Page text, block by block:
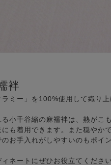
袢
ミー」を100%使用して織り
小千谷縮の麻襦袢は、熱がこ
にも着用できます。また穏や
お手入れがしやすいのもポイ
ネートにぜひお役立てください